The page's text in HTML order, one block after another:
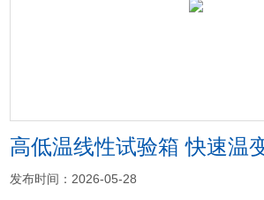
高低温线性试验箱 快速温
发布时间：2026-05-28